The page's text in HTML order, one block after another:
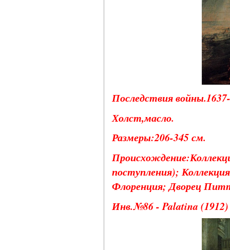
Последствия войны.1637-
Холст,масло.
Размеры:206-345 см.
поступления);
Флоренция; Дворец
Инв.№86 - Palatina (1912)